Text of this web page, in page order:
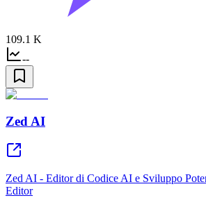
109.1 K
--
Zed AI
Zed AI - Editor di Codice AI e Sviluppo
Editor